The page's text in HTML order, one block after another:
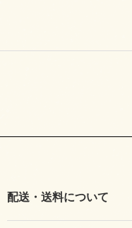
配送・送料について